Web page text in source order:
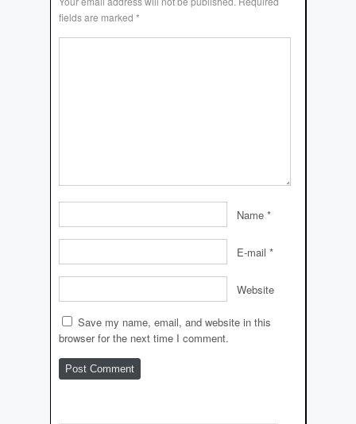
fields are marked *
Name *
E-mail *
Website
Save my name, email, and website in this
browser for the next time I comment.